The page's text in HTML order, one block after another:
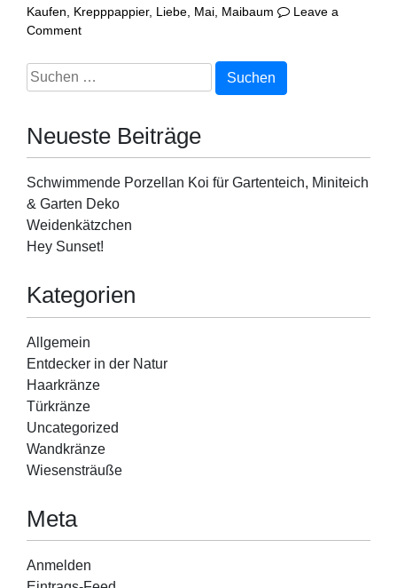
Kaufen
Krepppappier, Liebe Mai Maibaum
Leave a
Commenton
MAI
Suchen
nach:
Neueste Beiträge
Schwimmende Porzellan Koi für Gartenteich, Miniteich
& Garten Deko
Weidenkätzchen
Hey Sunset!
Kategorien
Allgemein
Entdecker in der Natur
Haarkränze
Türkränze
Uncategorized
Wandkränze
Wiesensträuße
Meta
Anmelden